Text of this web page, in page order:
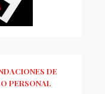
DE
PERSONAL